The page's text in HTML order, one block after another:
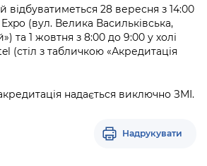
військова адміністрація
Київ Цифровий
воєнного стану
відбуватиметься 28 вересня з 14:00
(вул. Велика Васильківська,
та 1 жовтня з 8:00 до 9:00 у холі
(стіл з табличкою «Акредитація
надається виключно ЗМІ.
Надрукувати